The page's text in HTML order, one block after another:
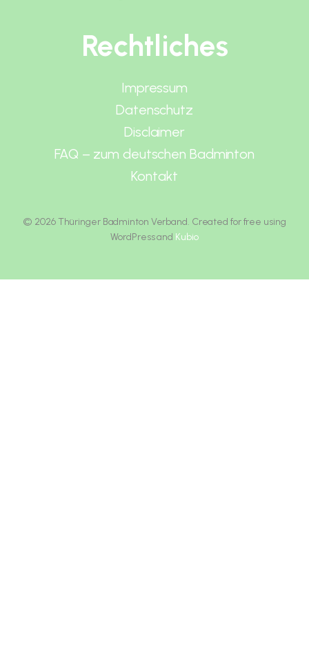
Rechtliches
Impressum
Datenschutz
Disclaimer
FAQ – zum deutschen Badminton
Kontakt
© 2026 Thüringer Badminton Verband. Created for free using
WordPress and Kubio